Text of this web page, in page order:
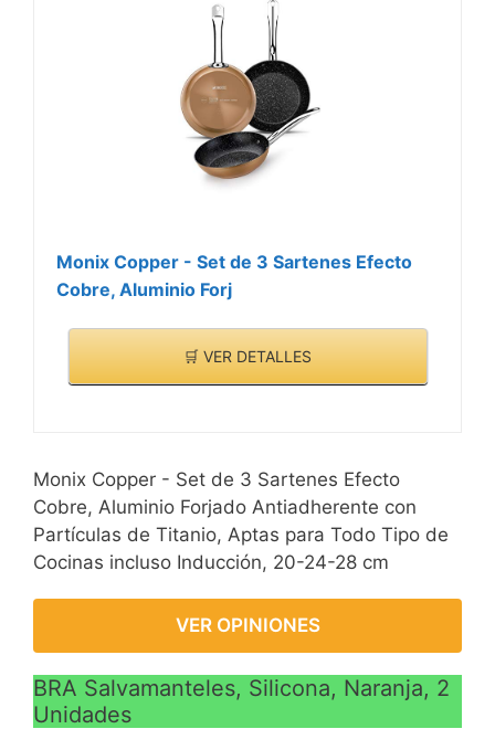
Monix Copper - Set de 3 Sartenes Efecto
Cobre, Aluminio Forj
🛒 VER DETALLES
Monix Copper - Set de 3 Sartenes Efecto
Cobre, Aluminio Forjado Antiadherente con
Partículas de Titanio, Aptas para Todo Tipo de
Cocinas incluso Inducción, 20-24-28 cm
VER OPINIONES
BRA Salvamanteles, Silicona, Naranja, 2
Unidades